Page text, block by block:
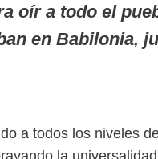
oír a todo el
en Babilonia,
a todos los niveles